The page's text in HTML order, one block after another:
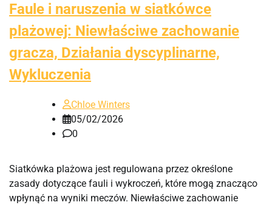
Faule i naruszenia w siatkówce
plażowej: Niewłaściwe zachowanie
gracza, Działania dyscyplinarne,
Wykluczenia
Chloe Winters
05/02/2026
0
Siatkówka plażowa jest regulowana przez określone
zasady dotyczące fauli i wykroczeń, które mogą znacząco
wpłynąć na wyniki meczów. Niewłaściwe zachowanie